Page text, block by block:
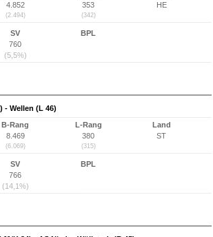
4.852
(2.494)
353
(342)
HE
SV
760
(5,5%)
BPL
- Wellen (L 46)
B-Rang
8.469
(6.069)
L-Rang
380
(315)
Land
ST
SV
766
(14,1%)
BPL